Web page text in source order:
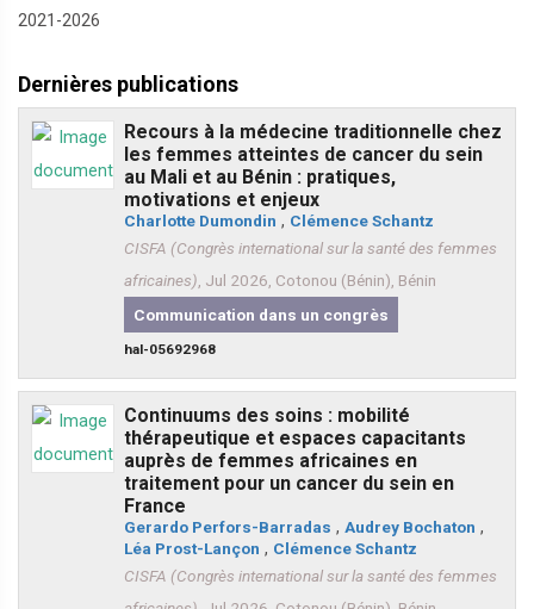
2021-2026
Dernières publications
Recours à la médecine traditionnelle chez
les femmes atteintes de cancer du sein
au Mali et au Bénin : pratiques,
motivations et enjeux
Charlotte Dumondin , Clémence Schantz
CISFA (Congrès international sur la santé des femmes
africaines) , Jul 2026, Cotonou (Bénin), Bénin
Communication dans un congrès
hal-05692968
Continuums des soins : mobilité
thérapeutique et espaces capacitants
auprès de femmes africaines en
traitement pour un cancer du sein en
France
Gerardo Perfors-Barradas , Audrey Bochaton ,
Léa Prost-Lançon , Clémence Schantz
CISFA (Congrès international sur la santé des femmes